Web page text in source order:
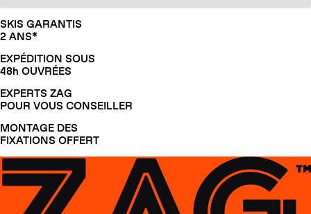
SKIS GARANTIS
2 ANS*
EXPÉDITION SOUS
48h OUVRÉES
EXPERTS ZAG
POUR VOUS CONSEILLER
MONTAGE DES
FIXATIONS OFFERT